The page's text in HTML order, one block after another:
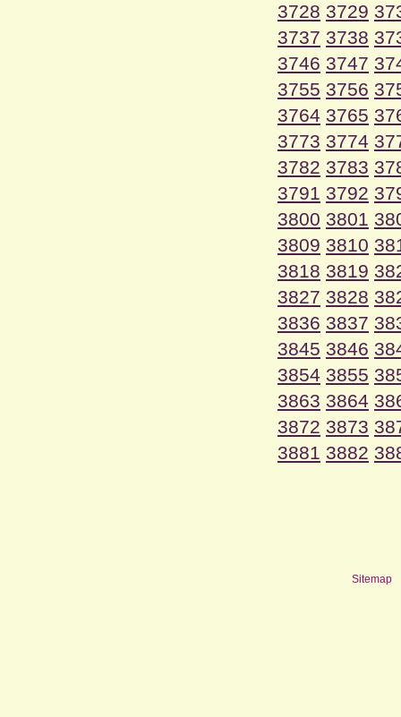
3728 3729
3737 3738
3746 3747
3755 3756
3764 3765
3773 3774
3782 3783
3791 3792
3800 3801
3809 3810
3818 3819
3827 3828
3836 3837
3845 3846
3854 3855
3863 3864
3872 3873
3881 3882
Sitemap